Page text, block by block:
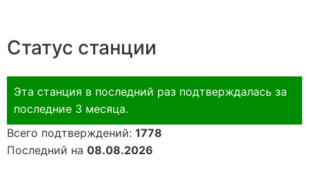
Статус станции
Эта станция в последний раз подтверждалась за
последние 3 месяца.
Всего подтверждений: 1778
Последний на 08.08.2026